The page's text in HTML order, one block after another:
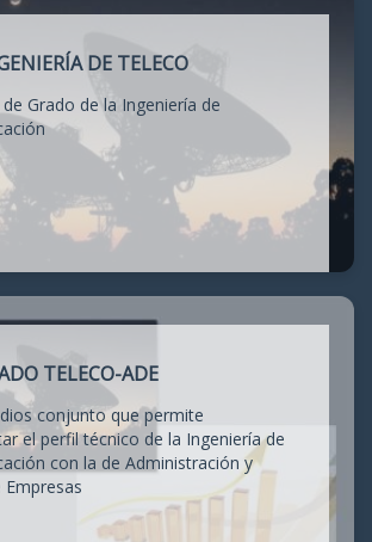
DE TELECO
Grado de la Ingeniería de
TELECO-ADE
conjunto que permite
el perfil técnico de la Ingeniería de
con la de Administración y